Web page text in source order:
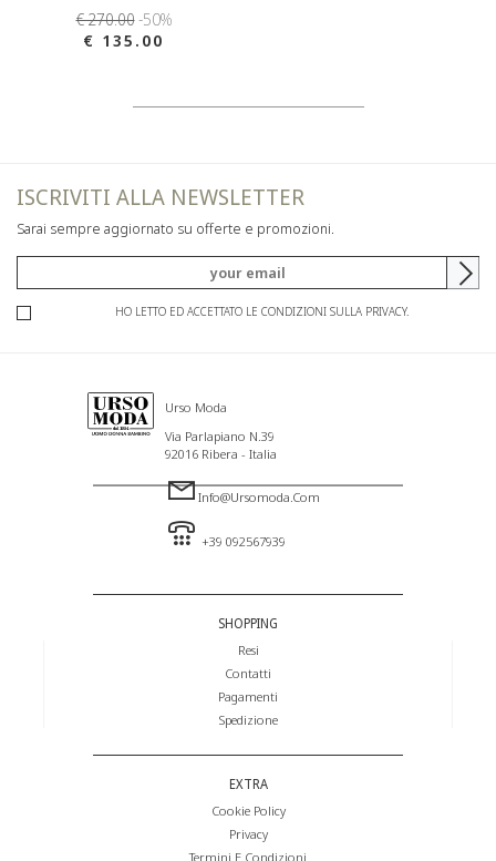
€ 270.00-50%
€ 135.00
ISCRIVITI ALLA NEWSLETTER
Sarai sempre aggiornato su offerte e promozioni.
HO LETTO ED ACCETTATO LE CONDIZIONI SULLA PRIVACY.
Urso Moda
Via Parlapiano N.39
92016 Ribera - Italia
Info@ursomoda.com
+39 092567939
SHOPPING
Resi
Contatti
Pagamenti
Spedizione
EXTRA
Cookie Policy
Privacy
Termini E Condizioni